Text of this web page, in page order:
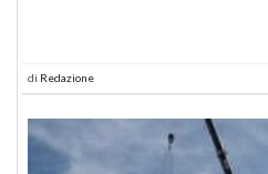
di Redazione